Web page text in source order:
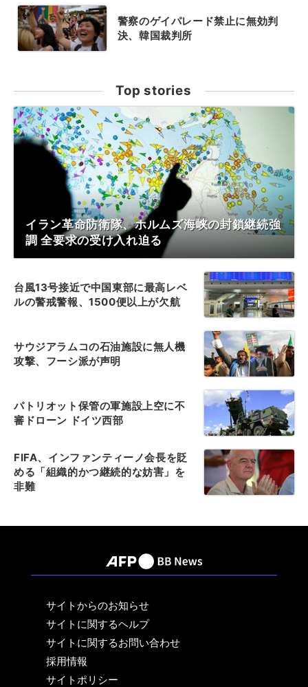
警察のゲイパレード禁止に無効判
決、韓国裁判所
Top stories
イラン革命防衛隊、ホルムズ海峡の封鎖継続強
調 全要求の受け入れ迫る
台風13号接近で中国東部に最高レベ
ルの警戒警報、1500便以上が欠航
サウジアラムコの石油施設に無人機
攻撃、フーシ派が声明
パトリオット保管の軍施設上空に不
審ドローン ドイツ西部
FIFA、インファンティーノ会長を貶
める「組織的かつ継続的な妨害」を
非難
サイトからのお知らせ
サイトに関するヘルプ
サイトに関するお問い合わせ
採用情報
サイトポリシー